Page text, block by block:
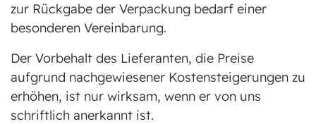
zur Rückgabe der Verpackung bedarf einer
besonderen Vereinbarung.
Der Vorbehalt des Lieferanten, die Preise
aufgrund nachgewiesener Kostensteigerungen zu
erhöhen, ist nur wirksam, wenn er von uns
schriftlich anerkannt ist.